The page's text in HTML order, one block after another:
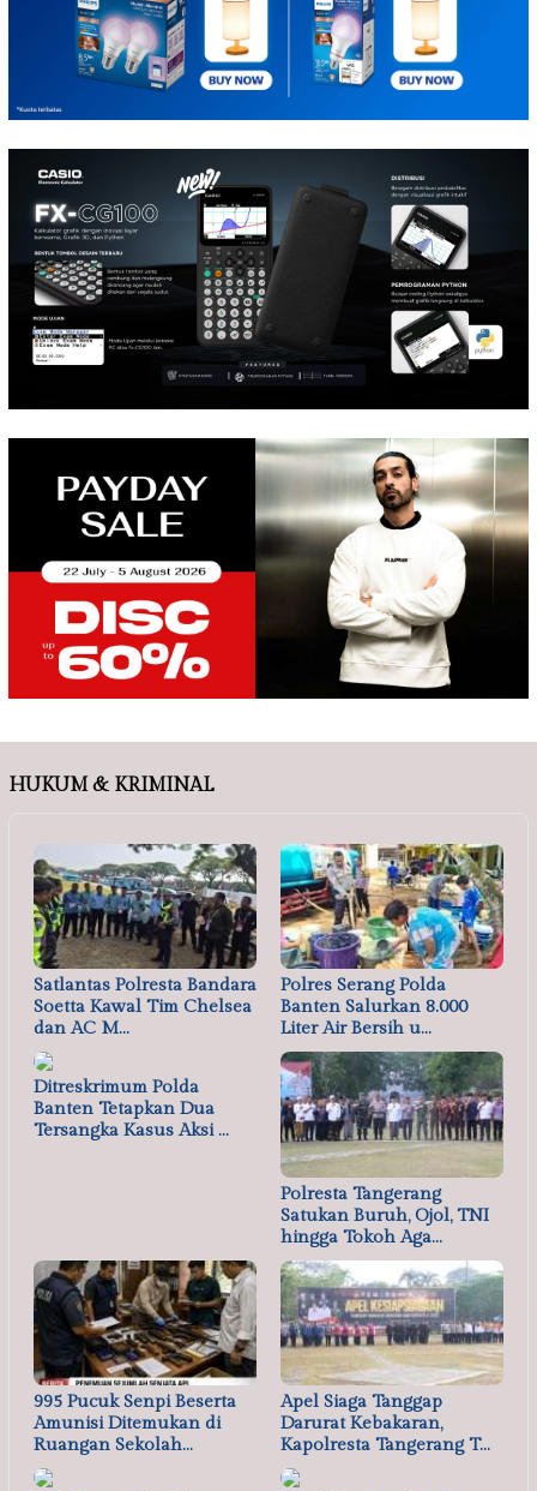
HUKUM & KRIMINAL
Satlantas Polresta Bandara
Soetta Kawal Tim Chelsea
dan AC M…
Polres Serang Polda
Banten Salurkan 8.000
Liter Air Bersih u…
Ditreskrimum Polda
Banten Tetapkan Dua
Tersangka Kasus Aksi …
Polresta Tangerang
Satukan Buruh, Ojol, TNI
hingga Tokoh Aga…
995 Pucuk Senpi Beserta
Amunisi Ditemukan di
Ruangan Sekolah…
Apel Siaga Tanggap
Darurat Kebakaran,
Kapolresta Tangerang T…